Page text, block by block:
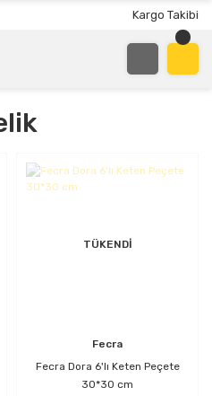
Kargo Takibi
TÜKENDİ
Fecra
Fecra Dora 6'lı Keten Peçete
30*30 cm